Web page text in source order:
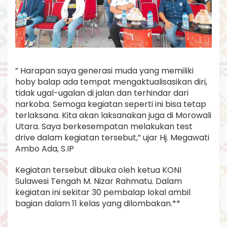
” Harapan saya generasi muda yang memiliki
hoby balap ada tempat mengaktualisasikan diri,
tidak ugal-ugalan di jalan dan terhindar dari
narkoba. Semoga kegiatan seperti ini bisa tetap
terlaksana. Kita akan laksanakan juga di Morowali
Utara. Saya berkesempatan melakukan test
drive dalam kegiatan tersebut,” ujar Hj. Megawati
Ambo Ada, S.IP
Kegiatan tersebut dibuka oleh ketua KONI
Sulawesi Tengah M. Nizar Rahmatu. Dalam
kegiatan ini sekitar 30 pembalap lokal ambil
bagian dalam 11 kelas yang dilombakan.**